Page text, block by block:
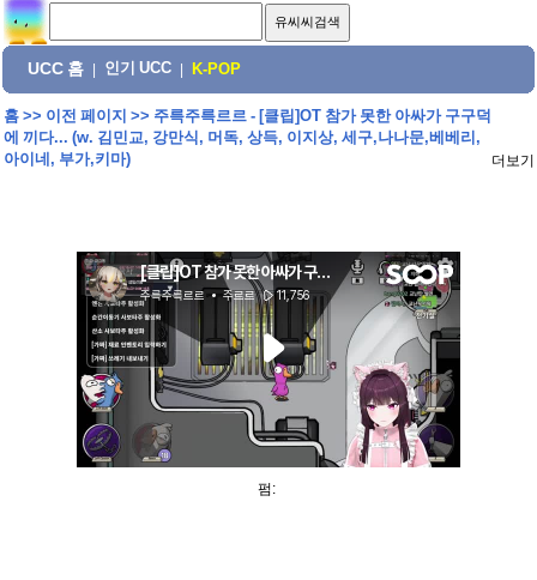
UCC 홈 인기 UCC K-POP
홈>> 이전 페이지 >> 주륵주륵르르 - [클립]OT 참가 못한 아싸가 구구덕
에 끼다... (w. 김민교, 강만식, 머독, 상득, 이지상, 세구,나나문,베베리,
아이네, 부가,키마)
더보기
펌: